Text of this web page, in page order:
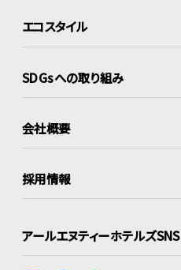
エコスタイル
SDGsへの取り組み
会社概要
採用情報
アールエヌティーホテルズSNS